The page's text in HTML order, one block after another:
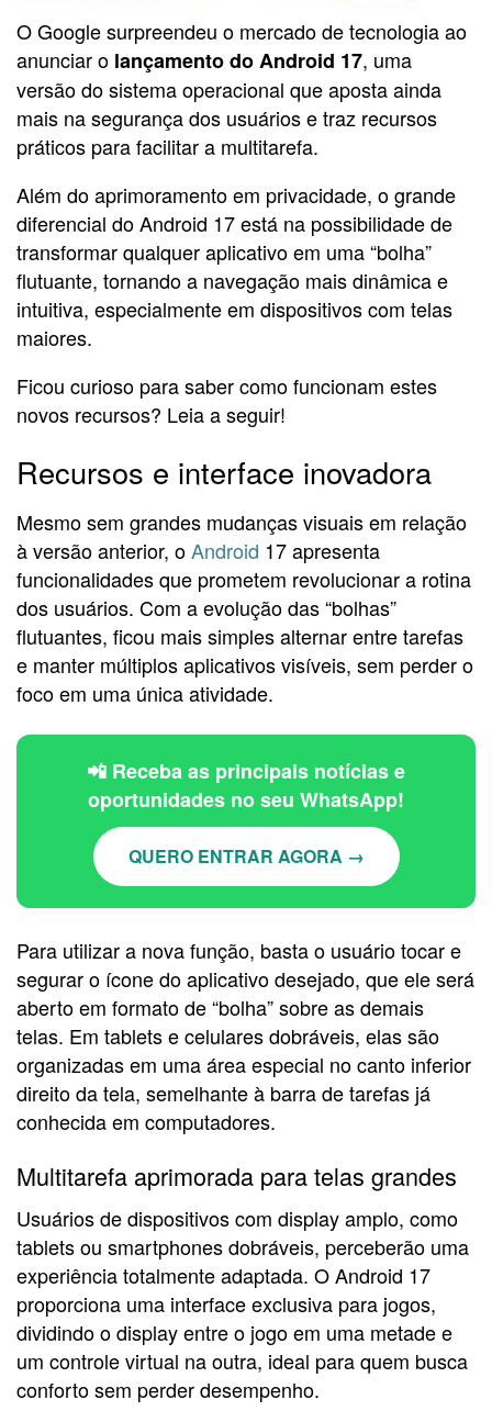
O Google surpreendeu o mercado de tecnologia ao
anunciar o lançamento do Android 17, uma
versão do sistema operacional que aposta ainda
mais na segurança dos usuários e traz recursos
práticos para facilitar a multitarefa.
Além do aprimoramento em privacidade, o grande
diferencial do Android 17 está na possibilidade de
transformar qualquer aplicativo em uma “bolha”
flutuante, tornando a navegação mais dinâmica e
intuitiva, especialmente em dispositivos com telas
maiores.
Ficou curioso para saber como funcionam estes
novos recursos? Leia a seguir!
Recursos e interface inovadora
Mesmo sem grandes mudanças visuais em relação
à versão anterior, oAndroid 17 apresenta
funcionalidades que prometem revolucionar a rotina
dos usuários. Com a evolução das “bolhas”
flutuantes, ficou mais simples alternar entre tarefas
e manter múltiplos aplicativos visíveis, sem perder o
foco em uma única atividade.
📲 Receba as principais notícias e
oportunidades no seu WhatsApp!
QUERO ENTRAR AGORA →
Para utilizar a nova função, basta o usuário tocar e
segurar o ícone do aplicativo desejado, que ele será
aberto em formato de “bolha” sobre as demais
telas. Em tablets e celulares dobráveis, elas são
organizadas em uma área especial no canto inferior
direito da tela, semelhante à barra de tarefas já
conhecida em computadores.
Multitarefa aprimorada para telas grandes
Usuários de dispositivos com display amplo, como
tablets ou smartphones dobráveis, perceberão uma
experiência totalmente adaptada. O Android 17
proporciona uma interface exclusiva para jogos,
dividindo o display entre o jogo em uma metade e
um controle virtual na outra, ideal para quem busca
conforto sem perder desempenho.